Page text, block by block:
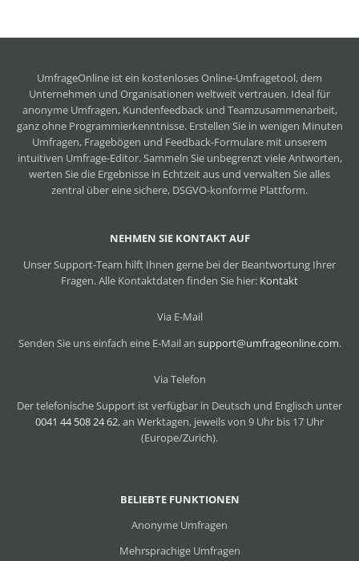
UmfrageOnline ist ein kostenloses Online-Umfragetool, dem
Unternehmen und Organisationen weltweit vertrauen. Ideal für
anonyme Umfragen, Kundenfeedback und Teamzusammenarbeit,
ganz ohne Programmierkenntnisse. Erstellen Sie in wenigen Minuten
Umfragen, Fragebögen und Feedback-Formulare mit unserem
intuitiven Umfrage-Editor. Sammeln Sie unbegrenzt viele Antworten,
werten Sie die Ergebnisse in Echtzeit aus und verwalten Sie alles
zentral über eine sichere, DSGVO-konforme Plattform.
BELIEBTE FUNKTIONEN
Anonyme Umfragen
Mehrsprachige Umfragen
NEHMEN SIE KONTAKT AUF
Unser Support-Team hilft Ihnen gerne bei der Beantwortung Ihrer
Fragen. Alle Kontaktdaten finden Sie hier: Kontakt
Via E-Mail
Senden Sie uns einfach eine E-Mail an support@umfrageonline.com.
Via Telefon
Der telefonische Support ist verfügbar in Deutsch und Englisch unter
0041 44 508 24 62, an Werktagen, jeweils von 9 Uhr bis 17 Uhr
(Europe/Zurich).